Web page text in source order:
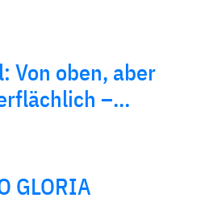
Von oben, aber
–…
GLORIA